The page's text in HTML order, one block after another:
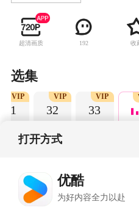
器，一道抗争
超清画质 192 收
选集
31
VIP
32
VIP
33
VIP
打开方式
优酷
为好内容全力以赴